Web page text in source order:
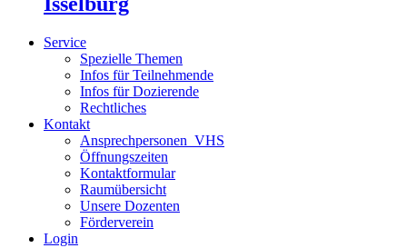
Service
Spezielle Themen
Infos für Teilnehmende
Infos für Dozierende
Rechtliches
Kontakt
Ansprechpersonen_VHS
Öffnungszeiten
Kontaktformular
Raumübersicht
Unsere Dozenten
Förderverein
Login